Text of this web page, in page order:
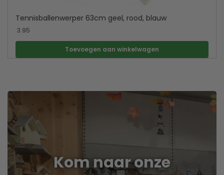
Tennisballenwerper 63cm geel, rood, blauw
3.95
Toevoegen aan winkelwagen
Kom naar onze